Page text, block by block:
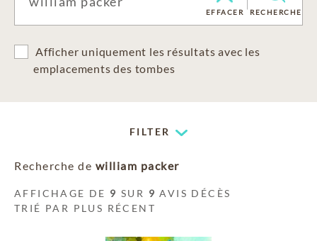
EFFACER RECHERCHE
Afficher uniquement les résultats avec les
emplacements des tombes
FILTER
Recherche de william packer
AFFICHAGE DE 9 SUR 9 AVIS DÉCÈS
TRIÉ PAR PLUS RÉCENT